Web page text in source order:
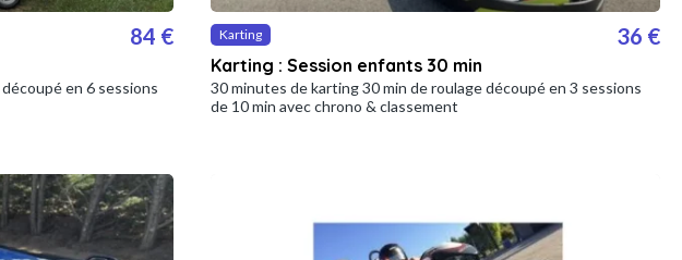
84 €
en 6 sessions
Karting
Karting : Session enfants 30 min
36 €
30 minutes de karting 30 min de roulage découpé en 3 sessions
de 10 min avec chrono & classement